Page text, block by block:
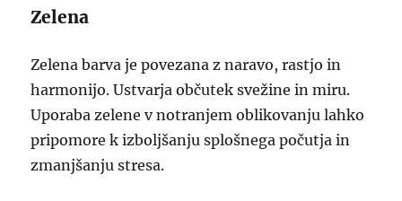
Zelena
Zelena barva je povezana z naravo, rastjo in
harmonijo. Ustvarja občutek svežine in miru.
Uporaba zelene v notranjem oblikovanju lahko
pripomore k izboljšanju splošnega počutja in
zmanjšanju stresa.